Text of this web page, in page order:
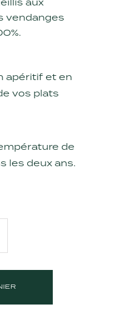
aux
vendanges
apéritif et en
vos plats
de
les deux ans.
Rosé quantity